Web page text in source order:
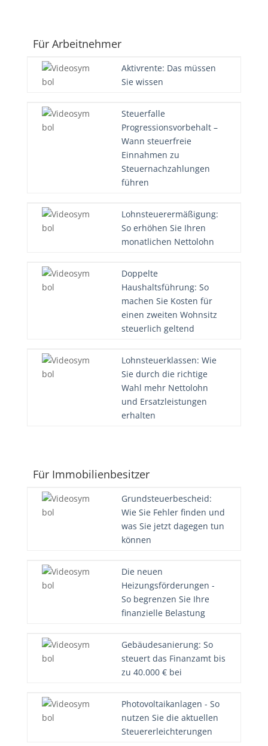
Für Arbeitnehmer
Aktivrente: Das müssen
Sie wissen
Steuerfalle
Progressionsvorbehalt –
Wann steuerfreie
Einnahmen zu
Steuernachzahlungen
führen
Lohnsteuerermäßigung:
So erhöhen Sie Ihren
monatlichen Nettolohn
Doppelte
Haushaltsführung: So
machen Sie Kosten für
einen zweiten Wohnsitz
steuerlich geltend
Lohnsteuerklassen: Wie
Sie durch die richtige
Wahl mehr Nettolohn
und Ersatzleistungen
erhalten
Für Immobilienbesitzer
Grundsteuerbescheid:
Wie Sie Fehler finden und
was Sie jetzt dagegen tun
können
Die neuen
Heizungsförderungen -
So begrenzen Sie Ihre
finanzielle Belastung
Gebäudesanierung: So
steuert das Finanzamt bis
zu 40.000 € bei
Photovoltaikanlagen - So
nutzen Sie die aktuellen
Steuererleichterungen